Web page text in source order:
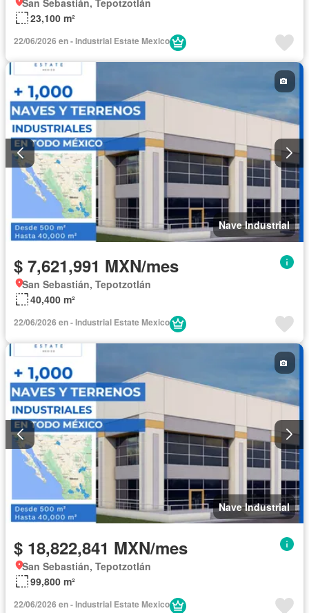
23,100 m²
22/06/2026 en - Industrial Estate Mexico
Nave Industrial
$ 7,621,991 MXN/mes
San Sebastián, Tepotzotlán
40,400 m²
22/06/2026 en - Industrial Estate Mexico
Nave Industrial
$ 18,822,841 MXN/mes
San Sebastián, Tepotzotlán
99,800 m²
22/06/2026 en - Industrial Estate Mexico